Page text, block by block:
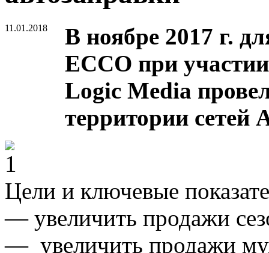
11.01.2018
В ноябре 2017 г.
ECCO при
Logic Media
территории сетей
Цели и ключевые
— увеличить продажи
— увеличить продажи